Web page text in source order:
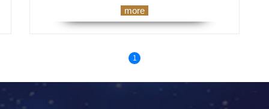
团董事长、CEO李东生始终坚信：“国家的强大
需要经济的强大，而经济的强大则需要一批世界
more
1